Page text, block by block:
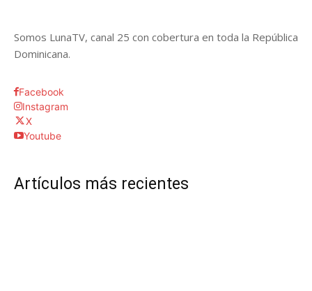
Somos LunaTV, canal 25 con cobertura en toda la República
Dominicana.
Facebook
Instagram
X
Youtube
Artículos más recientes